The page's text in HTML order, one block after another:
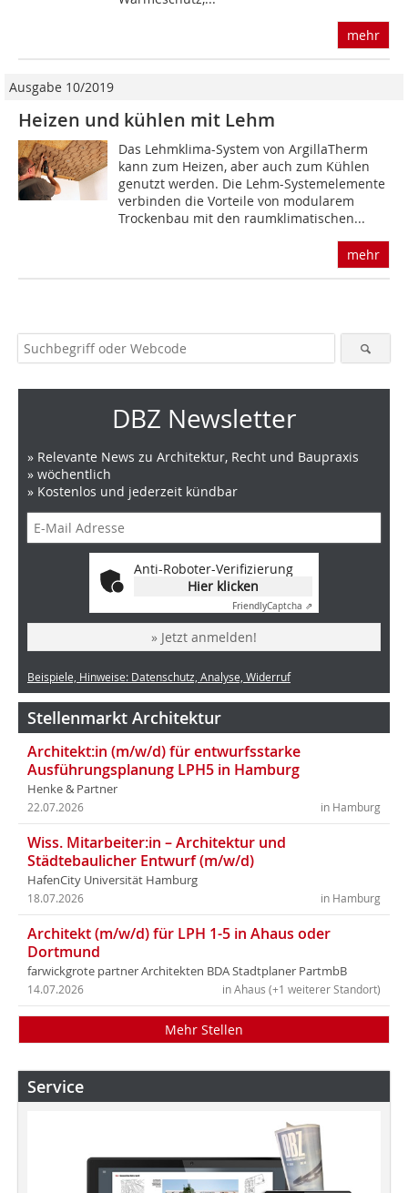
mehr
Ausgabe 10/2019
Heizen und kühlen mit Lehm
Das Lehmklima-System von ArgillaTherm
kann zum Heizen, aber auch zum Kühlen
genutzt werden. Die Lehm-Systemelemente
verbinden die Vorteile von modularem
Trockenbau mit den raumklimatischen...
mehr
DBZ Newsletter
» Relevante News zu Architektur, Recht und Baupraxis
» wöchentlich
» Kostenlos und jederzeit kündbar
Anti-Roboter-Verifizierung
Hier klicken
FriendlyCaptcha ⇗
» Jetzt anmelden!
Beispiele, Hinweise: Datenschutz, Analyse, Widerruf
Stellenmarkt Architektur
Architekt:in (m/w/d) für entwurfsstarke
Ausführungsplanung LPH5 in Hamburg
Henke & Partner
in Hamburg
22.07.2026
Wiss. Mitarbeiter:in – Architektur und
Städtebaulicher Entwurf (m/w/d)
HafenCity Universität Hamburg
in Hamburg
18.07.2026
Architekt (m/w/d) für LPH 1-5 in Ahaus oder
Dortmund
farwickgrote partner Architekten BDA Stadtplaner PartmbB
in Ahaus (+1 weiterer Standort)
14.07.2026
Mehr Stellen
Service